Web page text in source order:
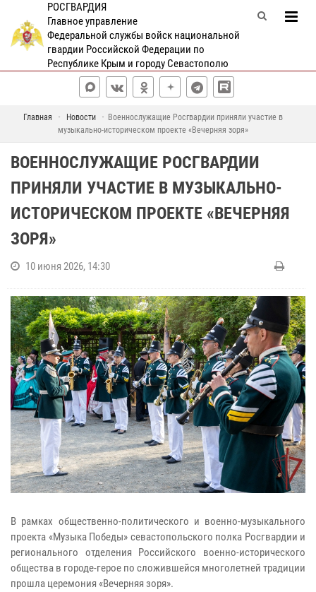
РОСГВАРДИЯ
Главное управление
Федеральной службы войск национальной
гвардии Российской Федерации по
Республике Крым и городу Севастополю
Главная Новости
Военнослужащие Росгвардии приняли участие в
музыкально-историческом проекте «Вечерняя зоря»
ВОЕННОСЛУЖАЩИЕ РОСГВАРДИИ
ПРИНЯЛИ УЧАСТИЕ В МУЗЫКАЛЬНО-
ИСТОРИЧЕСКОМ ПРОЕКТЕ «ВЕЧЕРНЯЯ
ЗОРЯ»
10 июня 2026, 14:30
В рамках общественно-политического и военно-музыкального
проекта «Музыка Победы» севастопольского полка Росгвардии и
регионального отделения Российского военно-исторического
общества в городе-герое по сложившейся многолетней традиции
прошла церемония «Вечерняя зоря».